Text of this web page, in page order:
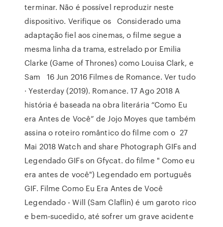
terminar. Não é possível reproduzir neste
dispositivo. Verifique os Considerado uma
adaptação fiel aos cinemas, o filme segue a
mesma linha da trama, estrelado por Emilia
Clarke (Game of Thrones) como Louisa Clark, e
Sam 16 Jun 2016 Filmes de Romance. Ver tudo
· Yesterday (2019). Romance. 17 Ago 2018 A
história é baseada na obra literária “Como Eu
era Antes de Você” de Jojo Moyes que também
assina o roteiro romântico do filme com o 27
Mai 2018 Watch and share Photograph GIFs and
Legendado GIFs on Gfycat. do filme " Como eu
era antes de você") Legendado em português
GIF. Filme Como Eu Era Antes de Você
Legendado - Will (Sam Claflin) é um garoto rico
e bem-sucedido, até sofrer um grave acidente